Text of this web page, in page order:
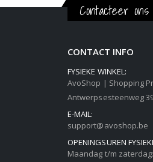
Contacteer ons
CONTACT INFO
FYSIEKE WINKEL:
AvoShop | Shopping
Antwerpsesteenweg
E-MAIL:
support@avoshop.be
OPENINGSUREN
Maandag t/m